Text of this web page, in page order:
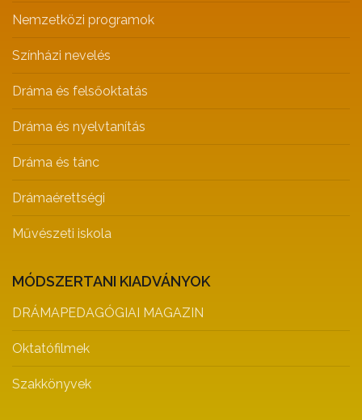
Nemzetközi programok
Színházi nevelés
Dráma és felsőoktatás
Dráma és nyelvtanítás
Dráma és tánc
Drámaérettségi
Művészeti iskola
MÓDSZERTANI KIADVÁNYOK
DRÁMAPEDAGÓGIAI MAGAZIN
Oktatófilmek
Szakkönyvek